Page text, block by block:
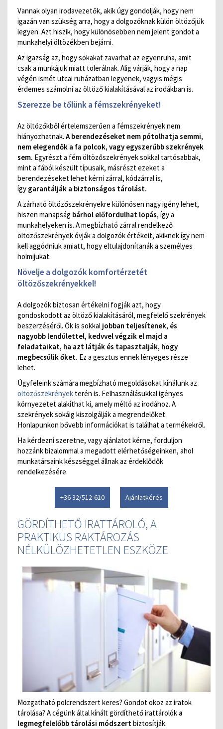
Vannak olyan irodavezetők, akik úgy gondolják, hogy nem
igazán van szükség arra, hogy a dolgozóknak külön öltözőjük
legyen. Azt hiszik, hogy különösebben nem jelent gondot a
munkahelyi öltözékben bejárni.
Az igazság az, hogy sokakat zavarhat az egyenruha, amit
csak a munkájuk miatt tolerálnak. Alig várják, hogy a nap
végén ismét utcai ruházatban legyenek, vagyis mégis
érdemes számolni az öltöző kialakításával az irodákban is.
Szerezze be tőlünk a fémszekrényeket!
Az öltözőkből értelemszerűen a fémszekrények nem
hiányozhatnak. A berendezéseket nem pótolhatja semmi,
nem elegendők a fa polcok, vagy egyszerűbb szekrények
sem. Egyrészt a fém öltözőszekrények sokkal tartósabbak,
mint a fából készült típusaik, másrészt ezeket a
berendezéseket lehet kérni zárral, kódzárral is,
így garantálják a biztonságos tárolást.
A zárható öltözőszekrényekre különösen nagy igény lehet,
hiszen manapság bárhol előfordulhat lopás, így a
munkahelyeken is. A megbízható zárral rendelkező
öltözőszekrények óvják a dolgozók értékeit, akiknek így nem
kell aggódniuk amiatt, hogy eltulajdonítanák a személyes
holmijukat.
Növelje a dolgozók komfortérzetét
öltözőszekrényekkel!
A dolgozók biztosan értékelni fogják azt, hogy
gondoskodott az öltöző kialakításáról, megfelelő szekrények
beszerzéséről. Ők is sokkal jobban teljesítenek, és
nagyobb lendülettel, kedvvel végzik el majd a
feladataikat, ha azt látják és tapasztalják, hogy
megbecsülik őket. Ez a gesztus ennek lényeges része
lehet.
Ügyfeleink számára megbízható megoldásokat kínálunk az
öltözőszekrények terén is. Felhasználásukkal igényes
környezetet alakíthat ki, amely méltó az irodához. A
szekrények sokáig kiszolgálják a megrendelőket.
Honlapunkon bővebb információkat is találhat a termékekről.
Ha kérdezni szeretne, vagy ajánlatot kérne, forduljon
hozzánk bizalommal a megadott elérhetőségeinken, ahol
munkatársaink készséggel állnak az érdeklődők
rendelkezésére.
+36 32/512-610 Ajánlatkérés
GÖRDÍTHETŐ IRATTÁROLÓ, A
PRAKTIKUS RAKTÁROZÁS
NÉLKÜLÖZHETETLEN ESZKÖZE
Mozgatható polcrendszert keres? Gondot okoz az iratok
tárolása? A cégünk által kínált gördíthető irattárolók a
legmegfelelőbb tárolási módszertbiztosítják.